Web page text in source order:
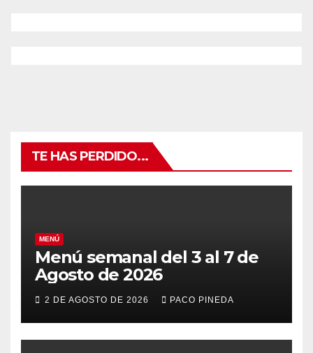
TE HAS PERDIDO...
MENÚ
Menú semanal del 3 al 7 de
Agosto de 2026
2 DE AGOSTO DE 2026 PACO PINEDA